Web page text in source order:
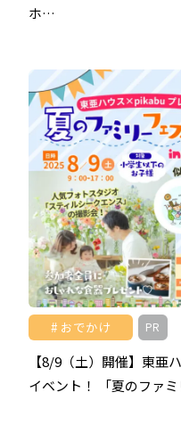
ホ…
おでかけ PR
【8/9（土）開催】東
イベント！ 「夏のファ